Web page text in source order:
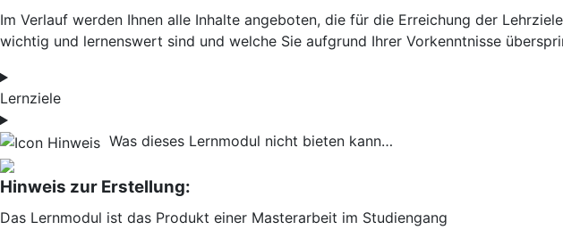
Im Verlauf werden Ihnen alle Inhalte angeboten, die für die Erreichung der
wichtig und lernenswert sind und welche Sie aufgrund Ihrer Vorkenntnisse
Lernziele
Was dieses Lernmodul nicht bieten kann…
Hinweis zur Erstellung:
Das Lernmodul ist das Produkt einer Masterarbeit im Studiengang